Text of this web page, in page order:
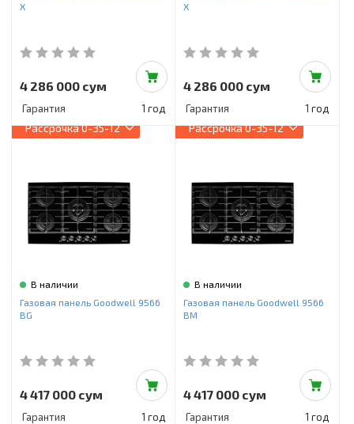
X
4 286 000 сум
Гарантия 1 год
X
4 286 000 сум
Гарантия 1 год
Рассрочка0-35-12
В наличии
Газовая панель Goodwell 9566
BG
4 417 000 сум
Гарантия 1 год
Рассрочка0-35-12
В наличии
Газовая панель Goodwell 9566
BM
4 417 000 сум
Гарантия 1 год